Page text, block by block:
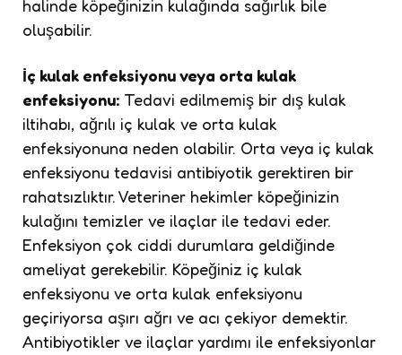
halinde köpeğinizin kulağında sağırlık bile
oluşabilir.
İç kulak enfeksiyonu veya orta kulak
enfeksiyonu: Tedavi edilmemiş bir dış kulak
iltihabı, ağrılı iç kulak ve orta kulak
enfeksiyonuna neden olabilir. Orta veya iç kulak
enfeksiyonu tedavisi antibiyotik gerektiren bir
rahatsızlıktır. Veteriner hekimler köpeğinizin
kulağını temizler ve ilaçlar ile tedavi eder.
Enfeksiyon çok ciddi durumlara geldiğinde
ameliyat gerekebilir. Köpeğiniz iç kulak
enfeksiyonu ve orta kulak enfeksiyonu
geçiriyorsa aşırı ağrı ve acı çekiyor demektir.
Antibiyotikler ve ilaçlar yardımı ile enfeksiyonlar